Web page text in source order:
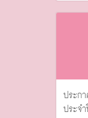
ประก
ประจ